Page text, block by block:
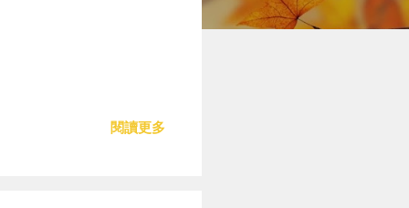
閱讀更多